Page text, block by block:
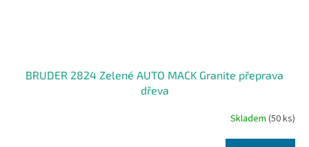
BRUDER 2824 Zelené AUTO MACK Granite přeprava
dřeva
Skladem (50 ks)